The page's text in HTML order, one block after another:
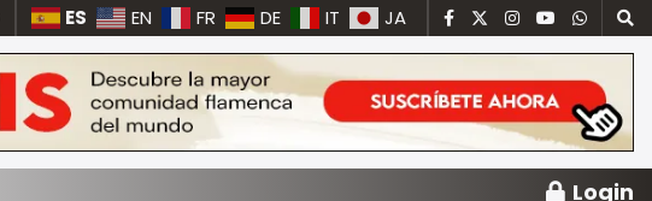
ES EN FR DE IT JA
Login